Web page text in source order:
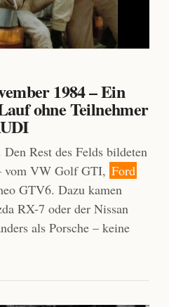
1984 – Ein
ohne Teilnehmer
Rest des Felds bildeten
vom VW Golf GTI, Ford
GTV6. Dazu kamen
RX-7 oder der Nissan
als Porsche – keine